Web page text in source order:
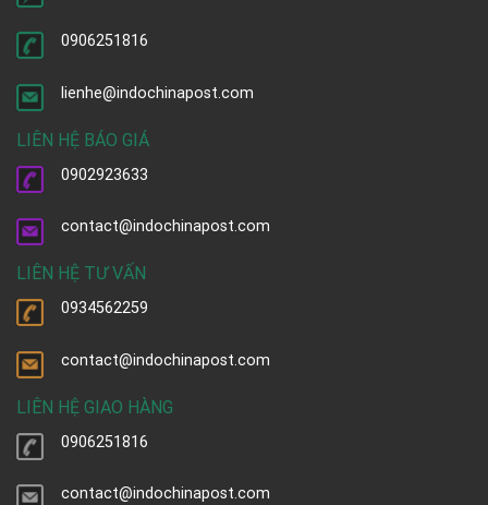
0906251816
lienhe@indochinapost.com
LIÊN HỆ BÁO GIÁ
0902923633
contact@indochinapost.com
LIÊN HỆ TƯ VẤN
0934562259
contact@indochinapost.com
LIÊN HỆ GIAO HÀNG
0906251816
contact@indochinapost.com